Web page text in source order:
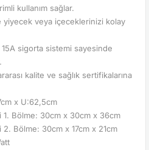
kullanım sağlar.
yiyecek veya içeceklerinizi kolay
sigorta sistemi sayesinde
kalite ve sağlık sertifikalarına
x U:62,5cm
Bölme: 30cm x 30cm x 36cm
Bölme: 30cm x 17cm x 21cm